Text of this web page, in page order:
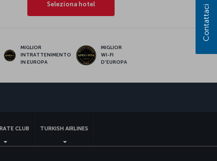
Seleziona hotel
MIGLIOR
INTRATTENIMENTO
IN EUROPA
MIGLIOR
WI-FI
D'EUROPA
CLUB TURKISH AIRLINES
Contattaci